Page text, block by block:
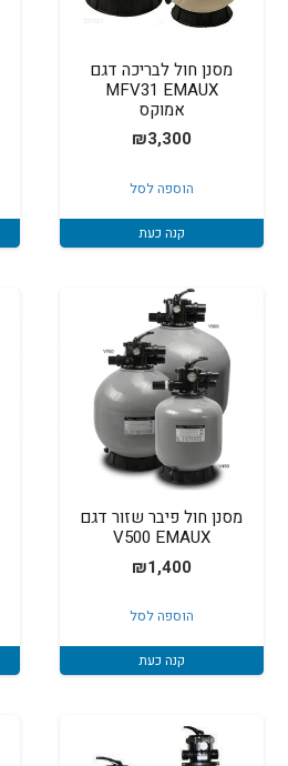
מסנן חול לבריכה דגם
MFV31 EMAUX
אמוקס
₪3,300
הוספה לסל
קנה כעת
מסנן חול פיבר שזור דגם
V500 EMAUX
₪1,400
הוספה לסל
קנה כעת